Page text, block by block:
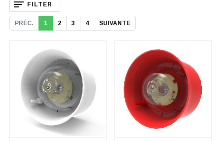
FILTER
PRÉC. 1 2 3 4 SUIVANTE